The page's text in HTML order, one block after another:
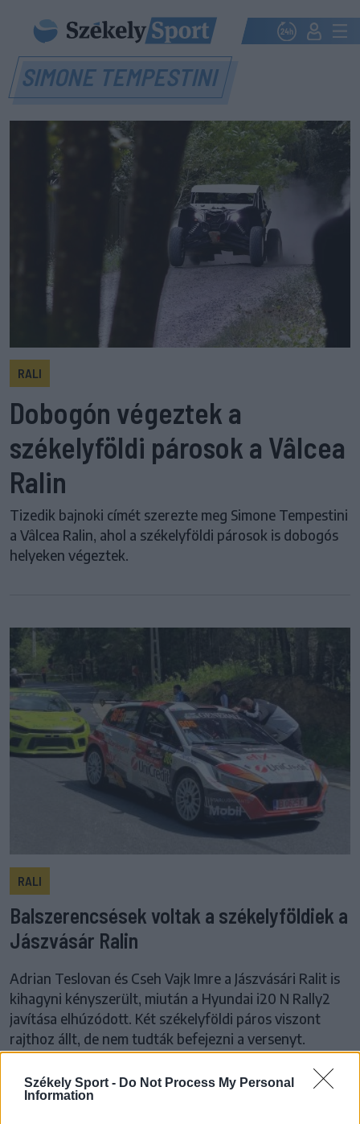
Székely Sport - Do Not Process My Personal
Information
SIMONE TEMPESTINI
RALI
Dobogón végeztek a
székelyföldi párosok a Vâlcea
Ralin
Tizedik bajnoki címét szerezte meg Simone Tempestini
a Vâlcea Ralin, ahol a székelyföldi párosok is dobogós
helyeken végeztek.
RALI
Balszerencsések voltak a székelyföldiek a
Jászvásár Ralin
Adrian Teslovan és Cseh Vajk Imre a Jászvásári Ralit is
kihagyni kényszerült, miután a Hyundai i20 N Rally2
javítása elhúzódott. Két székelyföldi páros viszont
rajthoz állt, de nem tudták befejezni a versenyt.